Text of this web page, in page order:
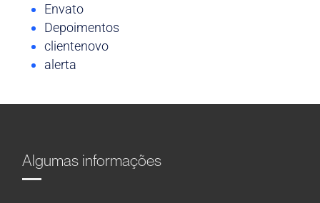
Envato
Depoimentos
clientenovo
alerta
Algumas informações